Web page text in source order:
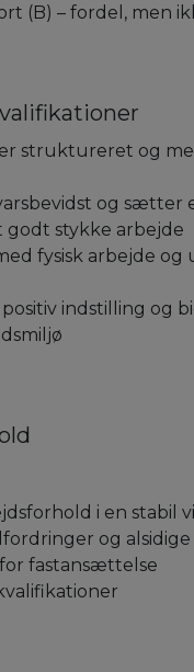
(B) – fordel, men
struktureret og
og sætter
godt stykke arbejde
fysisk arbejde og
indstilling og
i en stabil
og
fastansættelse